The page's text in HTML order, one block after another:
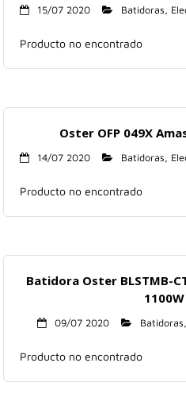
15/07 2020 Batidoras,
Producto no encontrado
Oster OFP 049X
14/07 2020 Batidoras,
Producto no encontrado
Batidora Oster BLSTMB-
09/07 2020 Batidoras,
Producto no encontrado